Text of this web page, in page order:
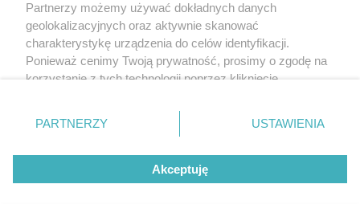
Partnerzy możemy używać dokładnych danych
geolokalizacyjnych oraz aktywnie skanować
charakterystykę urządzenia do celów identyfikacji.
Ponieważ cenimy Twoją prywatność, prosimy o zgodę na
korzystanie z tych technologii poprzez kliknięcie
zmienić/wycofać klikając przycisk ustawień prywatności
znajdujący się w lewym dolnym rogu strony
rodzaje przetwarzania danych nie wymagają zgody
użytkownika, ale masz prawo sprzeciwić się takiemu
przetwarzaniu. Preferencje będą miały zastosowanie tylko
PARTNERZY USTAWIENIA
Akceptuję